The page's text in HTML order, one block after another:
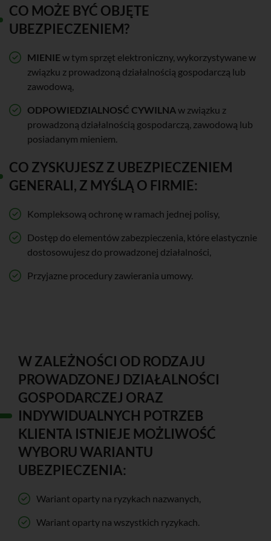
CO MOŻE BYĆ OBJĘTE
UBEZPIECZENIEM?
MIENIE w tym sprzęt elektroniczny, wykorzystywane w
związku z prowadzoną działalnością gospodarczą lub
zawodową,
ODPOWIEDZIALNOSĆ CYWILNAw związku z
prowadzoną działalnością gospodarczą, zawodową lub
posiadanym mieniem.
CO ZYSKUJESZ Z UBEZPIECZENIEM
GENERALI, Z MYŚLĄ O FIRMIE:
Kompleksową ochronę w ramach jednej polisy,
Dostęp do elementów zabezpieczenia, które elastycznie
dostosowujesz do prowadzonej działalności,
Przyjazne procedury zawierania umowy.
W ZALEŻNOŚCI OD RODZAJU
PROWADZONEJ DZIAŁALNOŚCI
GOSPODARCZEJ ORAZ
INDYWIDUALNYCH POTRZEB
KLIENTA ISTNIEJE MOŻLIWOŚĆ
WYBORU WARIANTU
UBEZPIECZENIA:
Wariant oparty na ryzykach nazwanych,
Wariant oparty na wszystkich ryzykach.